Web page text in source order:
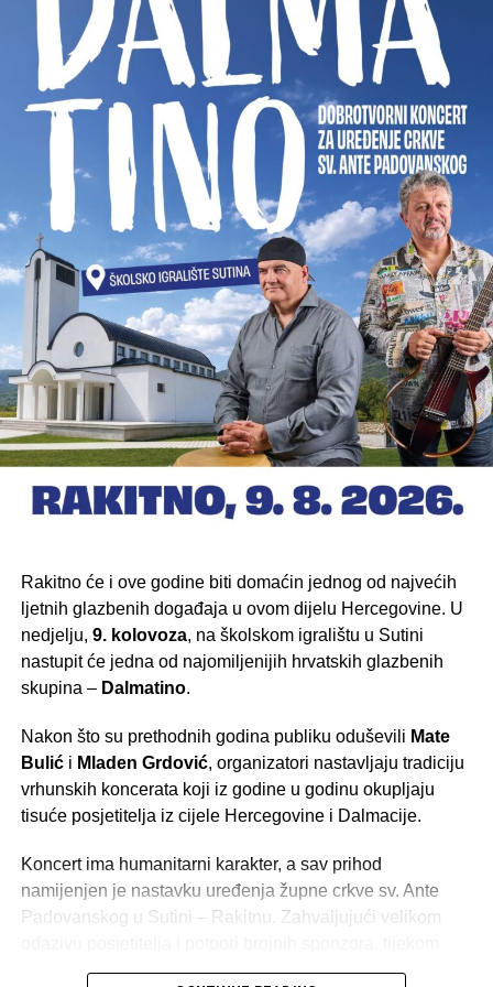
Rakitno će i ove godine biti domaćin jednog od najvećih
ljetnih glazbenih događaja u ovom dijelu Hercegovine. U
nedjelju, 9. kolovoza, na školskom igralištu u Sutini
nastupit će jedna od najomiljenijih hrvatskih glazbenih
skupina – Dalmatino.
Nakon što su prethodnih godina publiku oduševili Mate
Bulići Mladen Grdović, organizatori nastavljaju tradiciju
vrhunskih koncerata koji iz godine u godinu okupljaju
tisuće posjetitelja iz cijele Hercegovine i Dalmacije.
Koncert ima humanitarni karakter, a sav prihod
namijenjen je nastavku uređenja župne crkve sv. Ante
Padovanskog u Sutini – Rakitnu. Zahvaljujući velikom
prve dvije godine ove vrijedne inicijative prikupljeno je